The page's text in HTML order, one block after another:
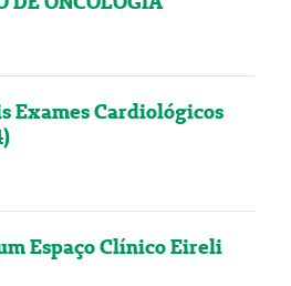
Exames Cardiológicos
Espaço Clínico Eireli